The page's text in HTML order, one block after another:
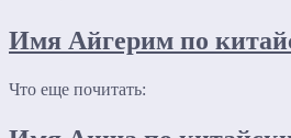
Имя Айгерим по
Что еще почитать: